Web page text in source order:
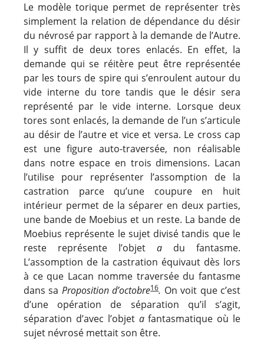
Le modèle torique permet de représenter très
simplement la relation de dépendance du désir
du névrosé par rapport à la demande de l’Autre.
Il y suffit de deux tores enlacés. En effet, la
demande qui se réitère peut être représentée
par les tours de spire qui s’enroulent autour du
vide interne du tore tandis que le désir sera
représenté par le vide interne. Lorsque deux
tores sont enlacés, la demande de l’un s’articule
au désir de l’autre et vice et versa. Le cross cap
est une figure auto-traversée, non réalisable
dans notre espace en trois dimensions. Lacan
l’utilise pour représenter l’assomption de la
castration parce qu’une coupure en huit
intérieur permet de la séparer en deux parties,
une bande de Moebius et un reste. La bande de
Moebius représente le sujet divisé tandis que le
reste représente l’objet a du fantasme.
L’assomption de la castration équivaut dès lors
à ce que Lacan nomme traversée du fantasme
dans sa Proposition d’octobre16. On voit que c’est
d’une opération de séparation qu’il s’agit,
séparation d’avec l’objet afantasmatique où le
sujet névrosé mettait son être.